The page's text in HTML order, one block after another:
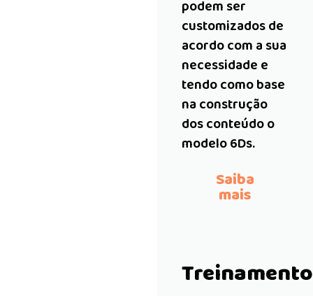
podem ser
customizados de
acordo com a sua
necessidade e
tendo como base
na construção
dos conteúdo o
modelo 6Ds.
Saiba
mais